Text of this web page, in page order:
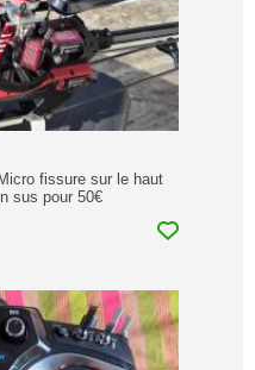
fissure sur le haut
sus pour 50€